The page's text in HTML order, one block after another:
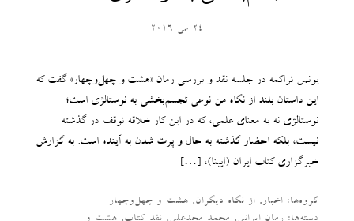
24 می 2016
یونس تراکمه در جلسه نقد و بررسی رمان «هشت و چهل‌وچهار» گفت که
این داستان بلند از نگاه من نوعی تجسم‌بخشی به نوستالژی است؛
نوستالژی نه به معنای علمی، که در این کار خلاقه توقف در گذشته
نیست، بلکه احضار گذشته به حال و پرت شدن به آینده است. به گزارش
خبرگزاری کتاب ایران (ایبنا)، […]
گروه‌ها: اخبار, از نگاه دیگران, هشت و چهل‌وچهار